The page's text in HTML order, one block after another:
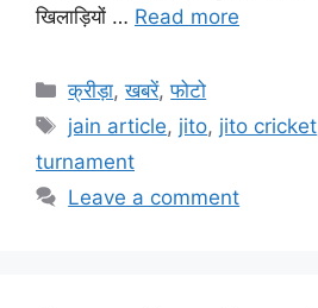
खिलाड़ियों … Read more
Categories
क्रीड़ा,खबरें,फोटो
Tags
jain article, jito, jito cricket
turnament
Leave a comment